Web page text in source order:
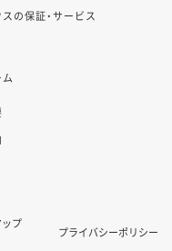
の保証・サービス
プ
プライバシーポリシー